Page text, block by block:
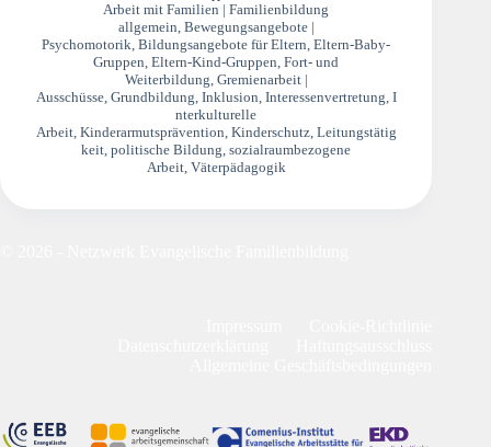
Arbeit mit Familien | Familienbildung
allgemein, Bewegungsangebote |
Psychomotorik,Bildungsangebote für Eltern,Eltern-Baby-
Gruppen,Eltern-Kind-Gruppen,Fort- und
Weiterbildung, Gremienarbeit |
Ausschüsse, Grundbildung, Inklusion, Interessenvertretung, I
nterkulturelle
Arbeit, Kinderarmutsprävention, Kinderschutz, Leitungstätig
keit,politische Bildung,sozialraumbezogene
Arbeit, Väterpädagogik